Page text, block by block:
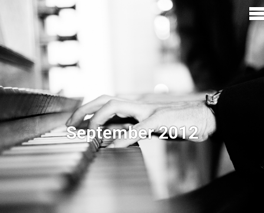
September 2012